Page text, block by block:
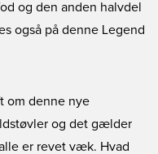
og den anden halvdel
også på denne Legend
om denne nye
og det gælder
er revet væk. Hvad